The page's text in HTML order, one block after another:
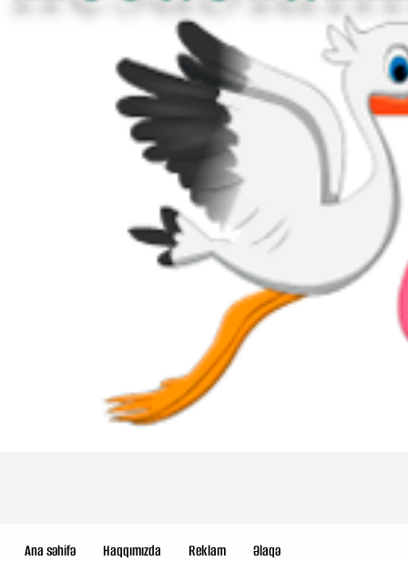
Ana səhifə Haqqımızda Reklam
Əlaqə